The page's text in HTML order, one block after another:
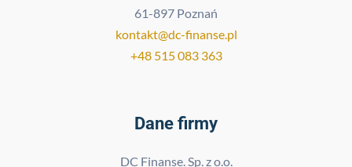
61-897 Poznań
kontakt@dc-finanse.pl
+48 515 083 363
Dane firmy
DC Finanse. Sp. z o.o.